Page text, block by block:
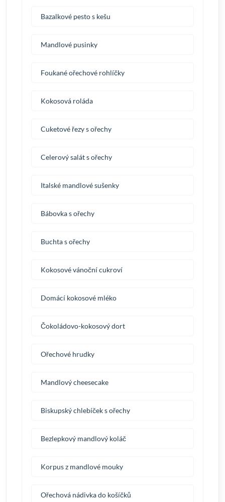
Bazalkové pesto s kešu
Mandlové pusinky
Foukané ořechové rohlíčky
Kokosová roláda
Cuketové řezy s ořechy
Celerový salát s ořechy
Italské mandlové sušenky
Bábovka s ořechy
Buchta s ořechy
Kokosové vánoční cukroví
Domácí kokosové mléko
Čokoládovo-kokosový dort
Ořechové hrudky
Mandlový cheesecake
Biskupský chlebíček s ořechy
Bezlepkový mandlový koláč
Korpus z mandlové mouky
Ořechová nádivka do košíčků